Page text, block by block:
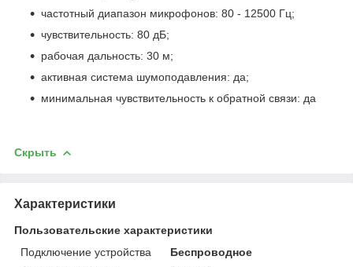
частотный диапазон микрофонов: 80 - 12500 Гц;
чувствительность: 80 дБ;
рабочая дальность: 30 м;
активная система шумоподавления: да;
минимальная чувствительность к обратной связи: да
Скрыть
Характеристики
Пользовательские характеристики
Подключение устройства
Беспроводное